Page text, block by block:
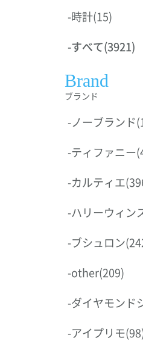
-時計(15)
-すべて(3921)
Brand
ブランド
-ノーブランド
-ティファニー
-カルティエ
-ハリーウィン
-ブシュロン
-other(209)
-ダイヤモンド
-アイプリモ